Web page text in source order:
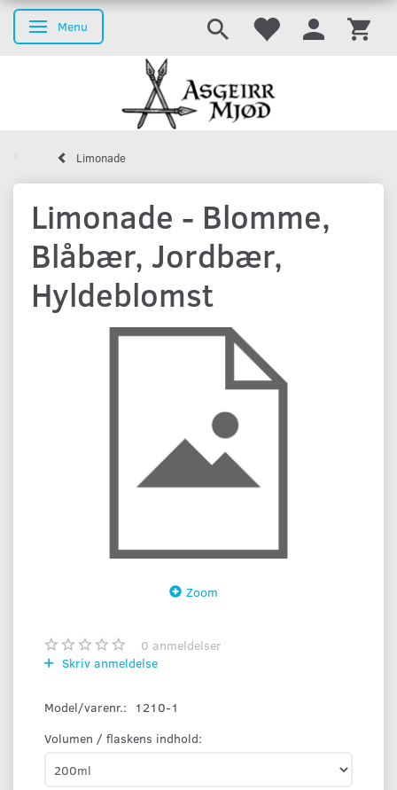
Skifte navigation
Menu
Limonade
Limonade - Blomme,
Blåbær, Jordbær,
Hyldeblomst
Zoom
0 anmeldelser
Skriv anmeldelse
Model/varenr.:
1210-1
Volumen / flaskens indhold: